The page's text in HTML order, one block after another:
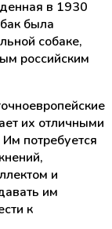
в 1930
была
собаке,
российским
их отличными
потребуется
и
им
к